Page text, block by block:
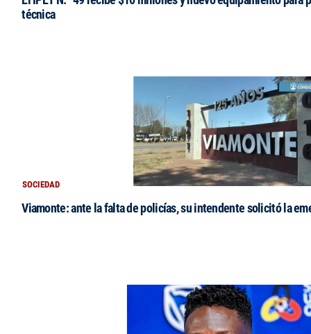
técnica
SOCIEDAD
Viamonte: ante la falta de policías, su intendente solicitó la